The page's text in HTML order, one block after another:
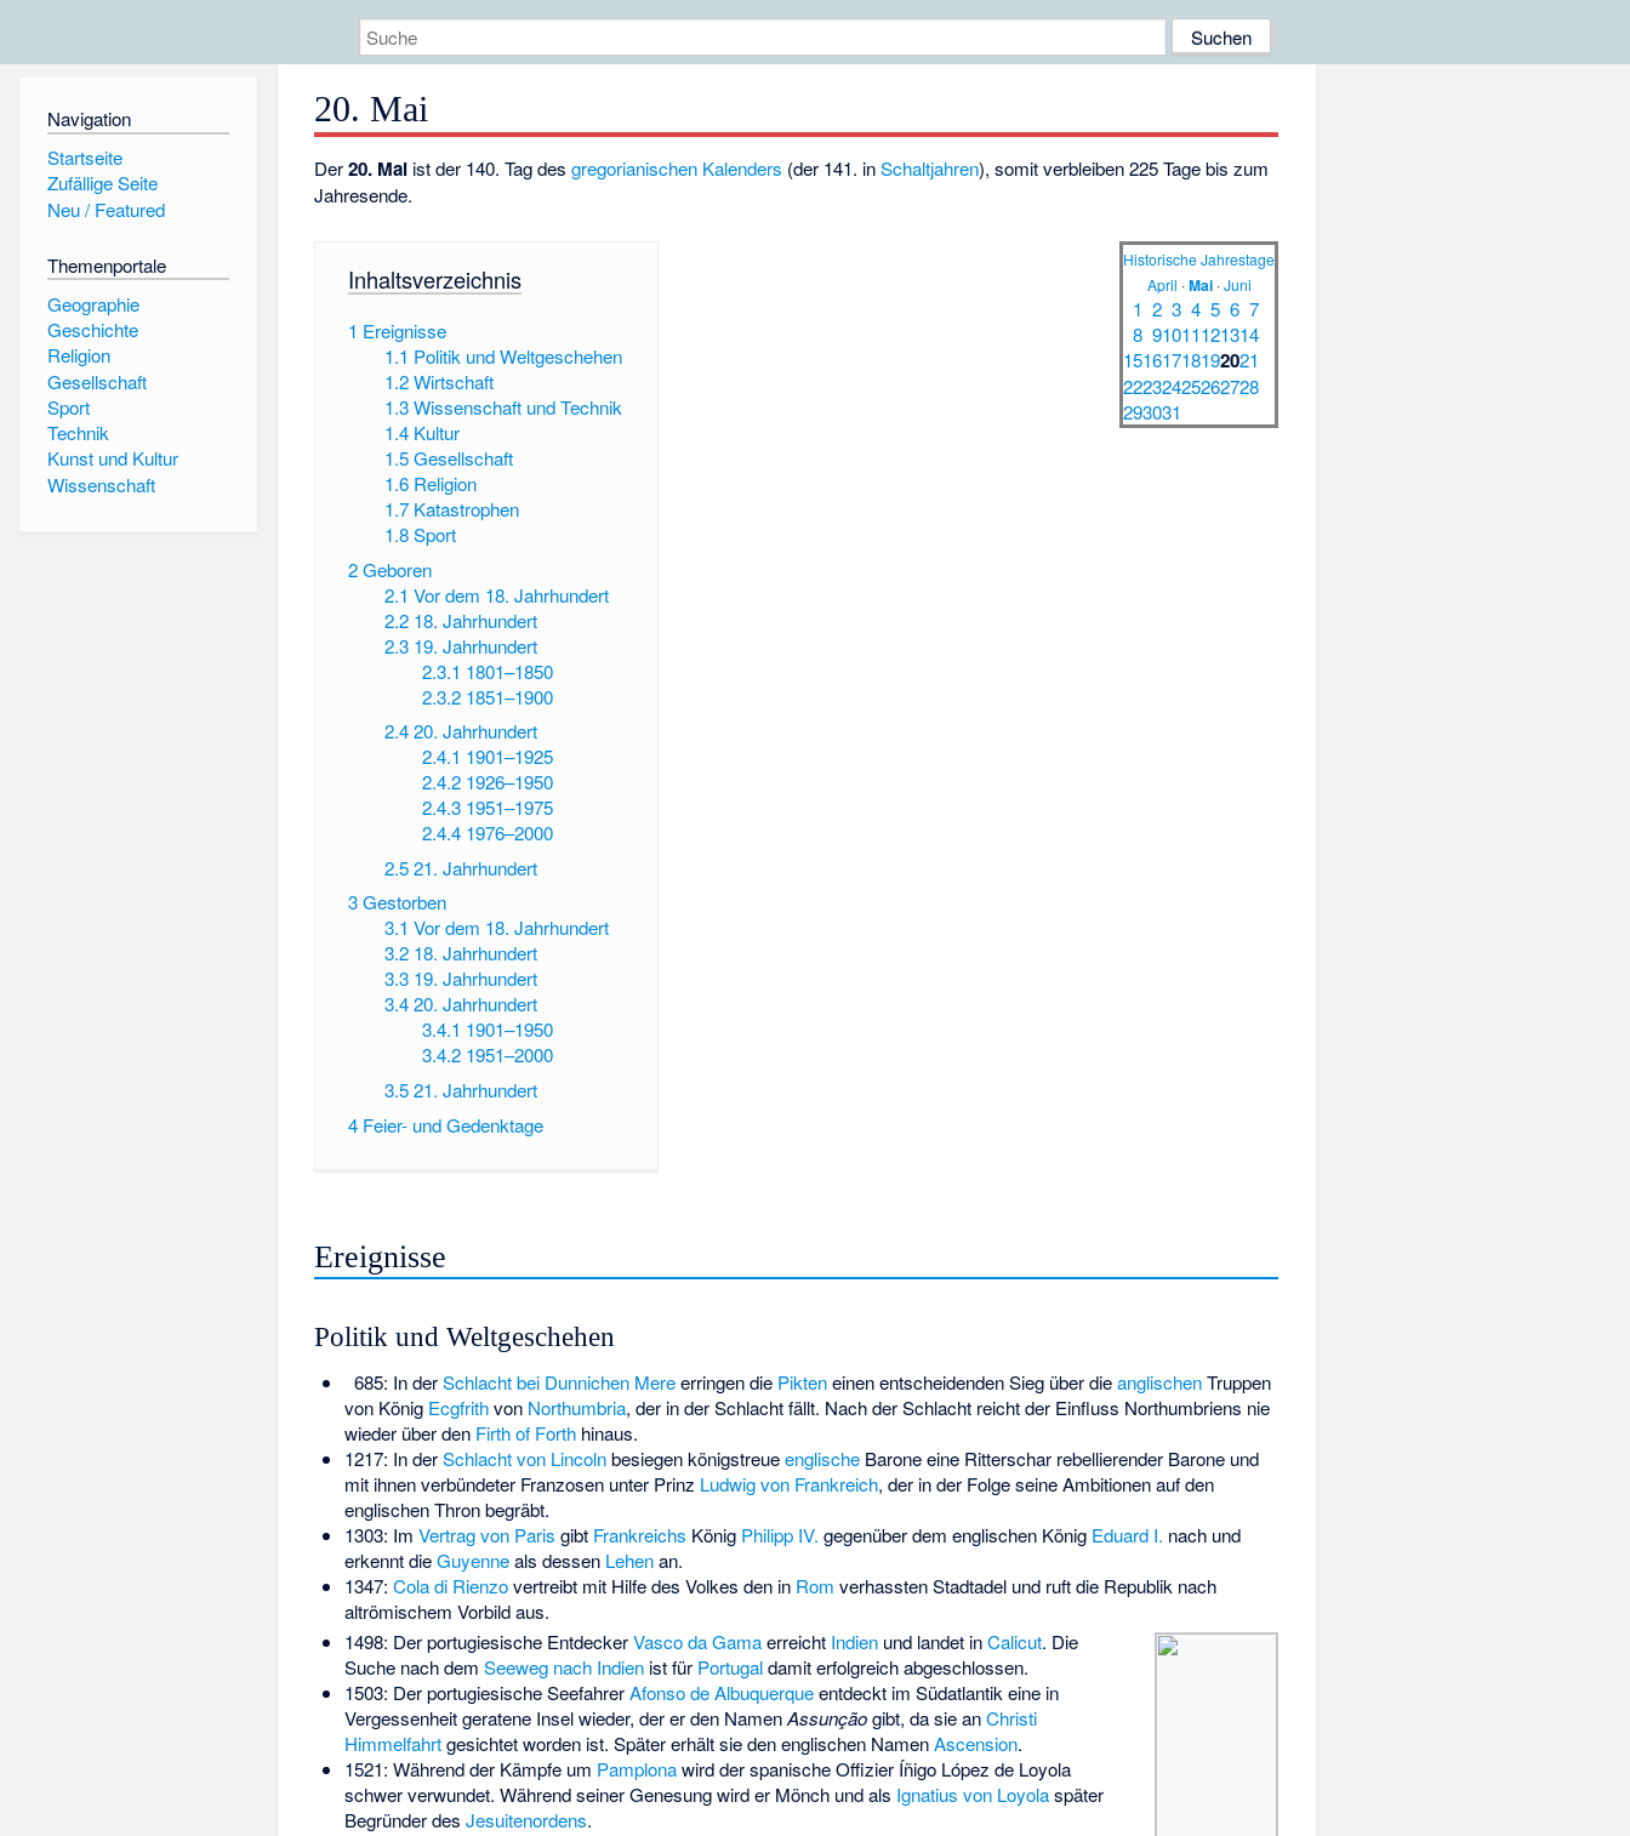
Navigation
Startseite
Zufällige Seite
Neu / Featured
Themenportale
Geographie
Geschichte
Religion
Gesellschaft
Sport
Technik
Kunst und Kultur
Wissenschaft
20. Mai
Der20. Mai ist der 140. Tag desgregorianischen Kalenders (der 141. inSchaltjahren), somit verbleiben 225 Tage bis zum
Jahresende.
Historische Jahrestage
April ·Mai·Juni
1 2 3 4 5 6 7
8 91011121314
15161718192021
22232425262728
293031
Inhaltsverzeichnis
1 Ereignisse
1.1 Politik und Weltgeschehen
1.2 Wirtschaft
1.3 Wissenschaft und Technik
1.4 Kultur
1.5 Gesellschaft
1.6 Religion
1.7 Katastrophen
1.8 Sport
2Geboren
2.1 Vor dem 18. Jahrhundert
2.2 18. Jahrhundert
2.3 19. Jahrhundert
2.3.1 1801–1850
2.3.2 1851–1900
2.4 20. Jahrhundert
2.4.1 1901–1925
2.4.2 1926–1950
2.4.3 1951–1975
2.4.4 1976–2000
2.5 21. Jahrhundert
3Gestorben
3.1 Vor dem 18. Jahrhundert
3.2 18. Jahrhundert
3.3 19. Jahrhundert
3.4 20. Jahrhundert
3.4.1 1901–1950
3.4.2 1951–2000
3.5 21. Jahrhundert
4 Feier- und Gedenktage
Ereignisse
Politik und Weltgeschehen
685: In derSchlacht bei Dunnichen Mereerringen die Pikteneinen entscheidenden Sieg über dieanglischenTruppen
von König Ecgfrithvon Northumbria, der in der Schlacht fällt. Nach der Schlacht reicht der Einfluss Northumbriens nie
wieder über den Firth of Forthhinaus.
1217: In derSchlacht von Lincolnbesiegen königstreueenglischeBarone eine Ritterschar rebellierender Barone und
mit ihnen verbündeter Franzosen unter Prinz Ludwig von Frankreich, der in der Folge seine Ambitionen auf den
englischen Thron begräbt.
1303: Im Vertrag von Paris gibt Frankreichs König Philipp IV. gegenüber dem englischen König Eduard I. nach und
erkennt dieGuyenneals dessen Lehenan.
1347: Cola di Rienzovertreibt mit Hilfe des Volkes den in Rom verhassten Stadtadel und ruft die Republik nach
altrömischem Vorbild aus.
1498: Der portugiesische EntdeckerVasco da Gamaerreicht Indienund landet inCalicut. Die
Suche nach dem Seeweg nach Indienist für Portugaldamit erfolgreich abgeschlossen.
1503: Der portugiesische SeefahrerAfonso de Albuquerqueentdeckt im Südatlantik eine in
Vergessenheit geratene Insel wieder, der er den NamenAssunçãogibt, da sie anChristi
Himmelfahrtgesichtet worden ist. Später erhält sie den englischen NamenAscension.
1521: Während der Kämpfe um Pamplonawird der spanische Offizier Íñigo López de Loyola
schwer verwundet. Während seiner Genesung wird er Mönch und als Ignatius von Loyolaspäter
Begründer des Jesuitenordens.